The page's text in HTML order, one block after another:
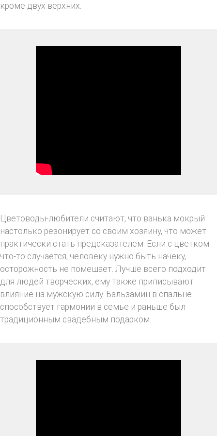
кроме двух верхних.
Цветоводы-любители считают, что ванька мокрый
настолько резонирует со своим хозяину, что может
практически стать предсказателем. Если с цветком
что-то случается, человеку нужно быть начеку,
осторожность не помешает. Лучше всего подходит
для людей творческих, ему также приписывают
влияние на мужскую силу. Бальзамин в спальне
способствует гармонии в семье и раньше был
традиционным свадебным подарком.